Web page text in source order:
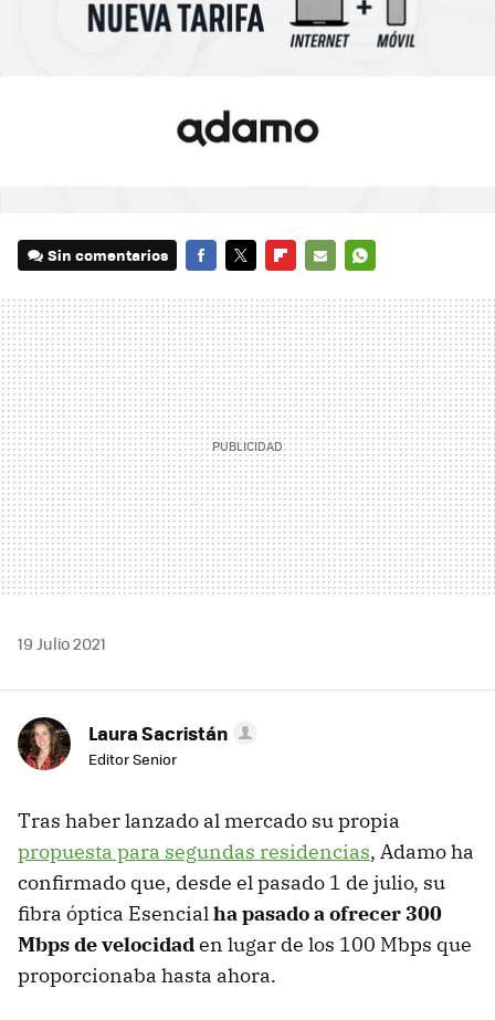
Sin comentarios
MAIL
19 Julio 2021
Laura Sacristán
Editor Senior
Tras haber lanzado al mercado su propia
propuesta para segundas residencias, Adamo ha
confirmado que, desde el pasado 1 de julio, su
fibra óptica Esencialha pasado a ofrecer 300
Mbps de velocidaden lugar de los 100 Mbps que
proporcionaba hasta ahora.